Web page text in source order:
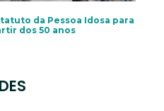
da Pessoa Idosa para
dos 50 anos